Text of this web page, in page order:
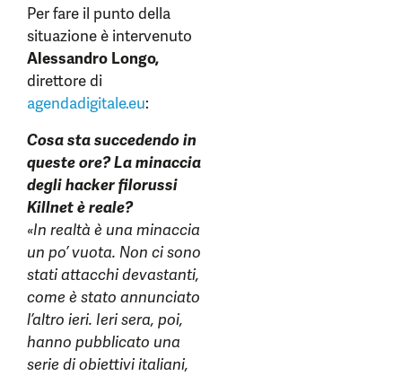
Per fare il punto della
situazione è intervenuto
Alessandro Longo,
direttore di
agendadigitale.eu:
Cosa sta succedendo in
queste ore? La minaccia
degli hacker filorussi
Killnet è reale?
«In realtà è una minaccia
un po’ vuota. Non ci sono
stati attacchi devastanti,
come è stato annunciato
l’altro ieri. Ieri sera, poi,
hanno pubblicato una
serie di obiettivi italiani,